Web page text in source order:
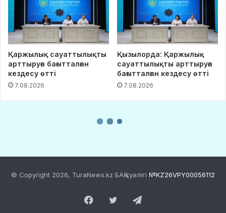
© Copyright 2026, TuraNews.kz БАҚ куәлігі №KZ26VPY00056112
Facebook
Twitter